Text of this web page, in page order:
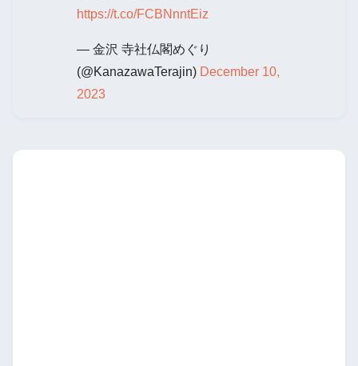
https://t.co/FCBNnntEiz
— 金沢 寺社仏閣めぐり
(@KanazawaTerajin) December 10,
2023